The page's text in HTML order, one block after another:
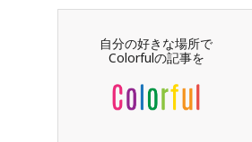
自分の好きな場所で
Colorfulの記事を